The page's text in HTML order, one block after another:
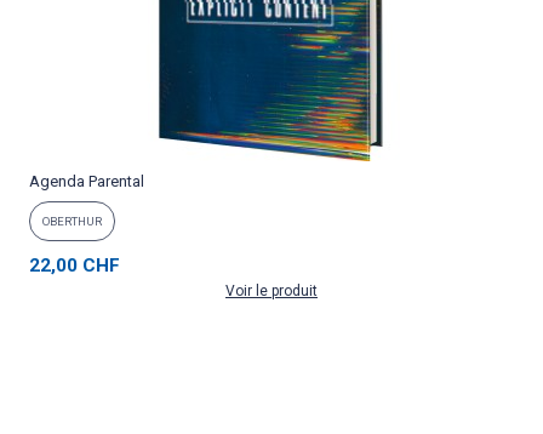
Agenda Parental
OBERTHUR
22,00 CHF
Voir le produit